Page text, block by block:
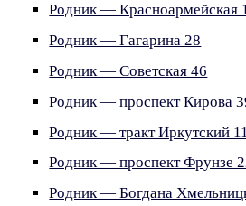
Родник — Красноармейская
Родник — Гагарина 28
Родник — Советская 46
Родник — проспект Кирова
Родник — тракт Иркутский
Родник — проспект Фрунзе
Родник — Богдана